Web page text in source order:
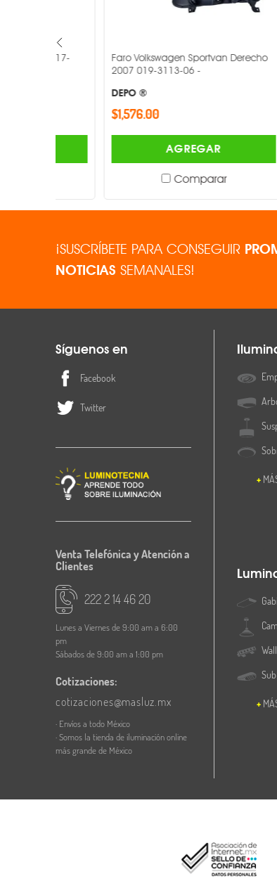
Faro Volkswagen Sportvan Derecho
2007 019-3113-06 -
$1,576.00
AGREGAR
Comparar
¡SUSCRÍBETE PARA CONSEGUIR
NOTICIAS SEMANALES!
Síguenos en
Facebook
Twitter
Venta Telefónica y Atención a
Clientes
222 2 14 46 20
Lunes a Viernes de 9:00 am a 6:00
pm
Sábados de 9:00 am a 1:00 pm
Cotizaciones:
cotizaciones@masluz.mx
· Envíos a todo México
· Somos la tienda de iluminación online
más grande de México